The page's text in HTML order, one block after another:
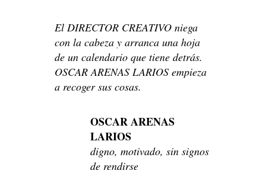
El DIRECTOR CREATIVO niega
con la cabeza y arranca una hoja
de un calendario que tiene detrás.
OSCAR ARENAS LARIOS empieza
a recoger sus cosas.
OSCAR ARENAS
LARIOS
digno, motivado, sin signos
de rendirse